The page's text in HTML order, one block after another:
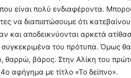
είναι πολύ ενδιαφέροντα.
να διαπιστώσουμε ότι
και αποδεικνύονται αρκετά
του πρότυπα. Όμως
θαρρώ, βάρος. Στην Αλίκη του
αφήγημα με τίτλο «Το δείπνο».